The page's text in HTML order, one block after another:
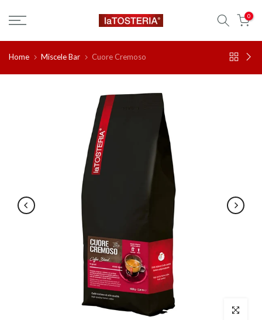
al
contenuto
0
Home Miscele Bar Cuore Cremoso
Clicca per